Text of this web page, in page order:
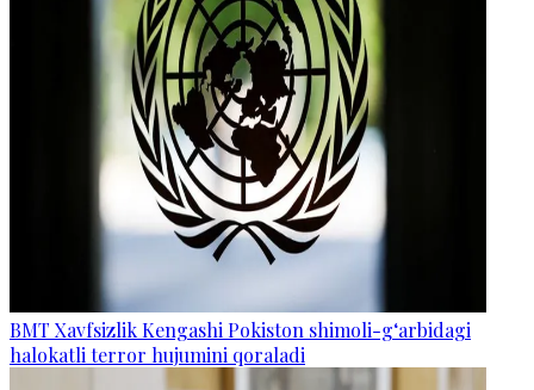
BMT Xavfsizlik Kengashi Pokiston shimoli-g‘arbidagi
halokatli terror hujumini qoraladi